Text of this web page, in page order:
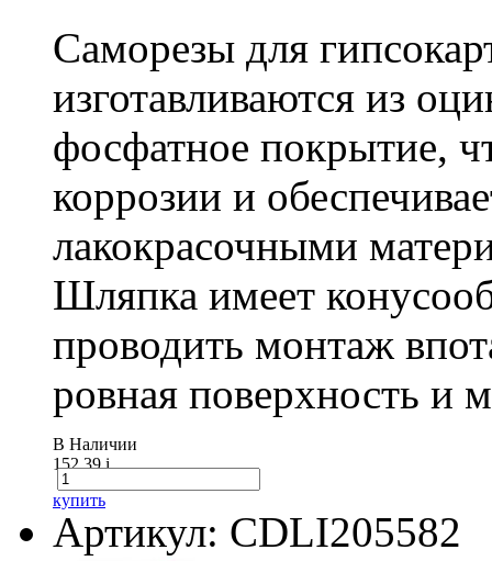
Саморезы для
изготавливаются из
фосфатное покрытие,
коррозии и
лакокрасочными
Шляпка имеет
проводить монтаж
ровная поверхность и
В Наличии
152.39i
купить
Артикул: CDLI205582